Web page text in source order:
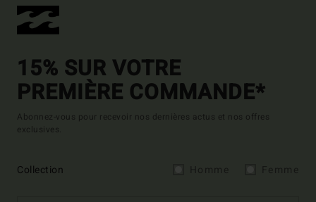
15% SUR VOTRE
PREMIÈRE COMMANDE*
Abonnez-vous pour recevoir nos dernières actus et nos offres
exclusives.
Collection